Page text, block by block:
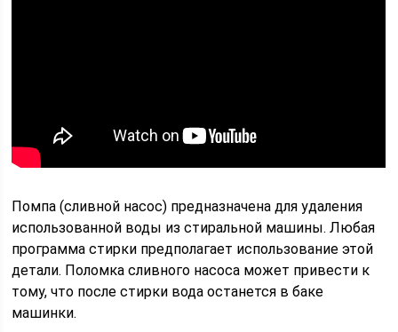
Помпа (сливной насос) предназначена для удаления
использованной воды из стиральной машины. Любая
программа стирки предполагает использование этой
детали. Поломка сливного насоса может привести к
тому, что после стирки вода останется в баке
машинки.